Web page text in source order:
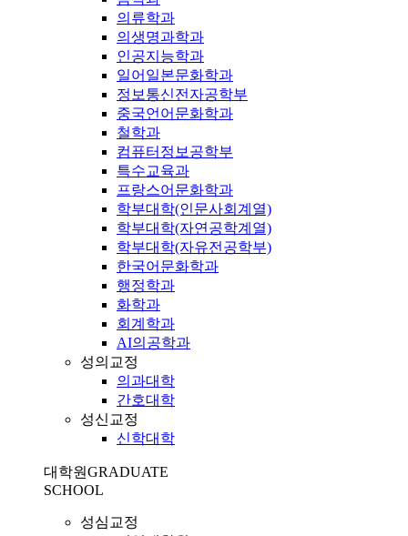
의류학과
의생명과학과
인공지능학과
일어일본문화학과
정보통신전자공학부
중국언어문화학과
철학과
컴퓨터정보공학부
특수교육과
프랑스어문화학과
학부대학(인문사회계열)
학부대학(자연공학계열)
학부대학(자유전공학부)
한국어문화학과
행정학과
화학과
회계학과
AI의공학과
성의교정
의과대학
간호대학
성신교정
신학대학
대학원GRADUATE
SCHOOL
성심교정